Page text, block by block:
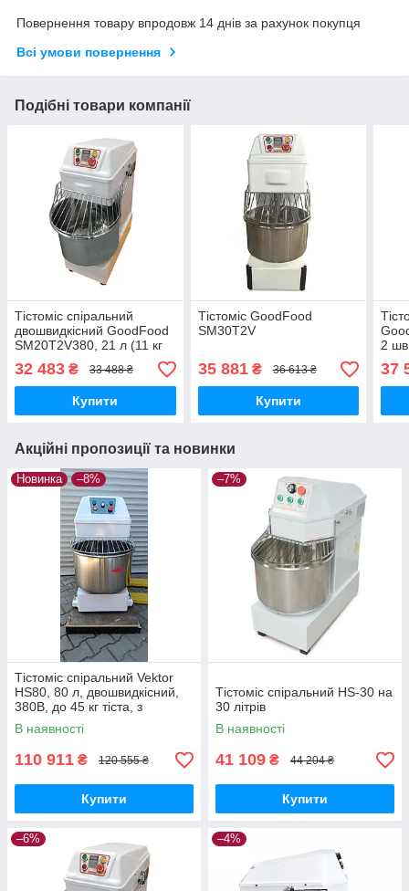
Повернення товару впродовж 14 днів за рахунок покупця
Всі умови повернення
Подібні товари компанії
Тістоміс спіральний
двошвидкісний GoodFood
SM20T2V380, 21 л (11 кг
тіста), 380В, для
дріжджового тіста
32 483 ₴ 33 488 ₴
Купити
Тістоміс GoodFood
SM30T2V
35 881₴ 36 613 ₴
Купити
2
кг
37
Акційні пропозиції та новинки
Новинка –8%
Тістоміс спіральний Vektor
HS80, 80 л, двошвидкісний,
380В, до 45 кг тіста, з
таймером
В наявності
110 911 ₴ 120 555 ₴
Купити
–7%
Тістоміс спіральний HS-30 на
30 літрів
В наявності
41 109 ₴ 44 204 ₴
Купити
–6% –4%